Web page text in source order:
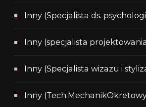
Inny (Specjalista ds.
Inny (specjalista
Inny (Specjalista wizazu i
Inny